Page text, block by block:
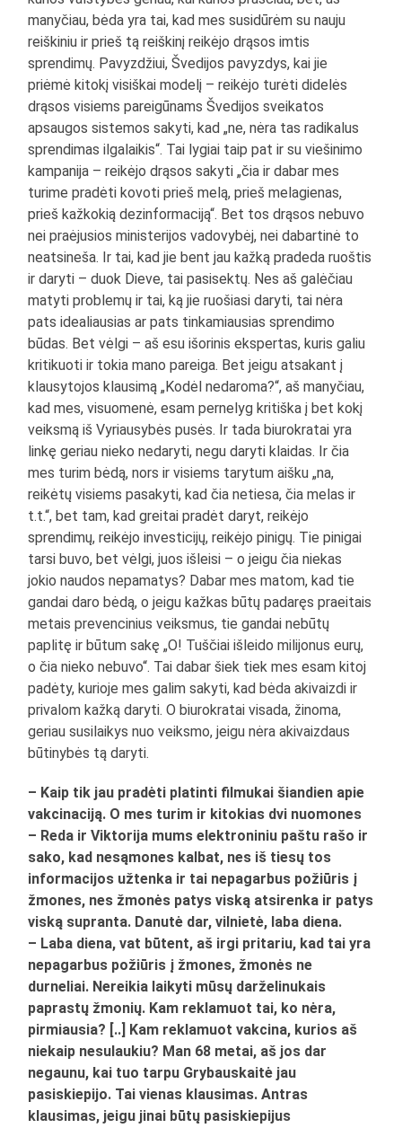
manyčiau, bėda yra tai, kad mes susidūrėm su nauju
reiškiniu ir prieš tą reiškinį reikėjo drąsos imtis
sprendimų. Pavyzdžiui, Švedijos pavyzdys, kai jie
priėmė kitokį visiškai modelį – reikėjo turėti didelės
drąsos visiems pareigūnams Švedijos sveikatos
apsaugos sistemos sakyti, kad „ne, nėra tas radikalus
sprendimas ilgalaikis“. Tai lygiai taip pat ir su viešinimo
kampanija – reikėjo drąsos sakyti „čia ir dabar mes
turime pradėti kovoti prieš melą, prieš melagienas,
prieš kažkokią dezinformaciją“. Bet tos drąsos nebuvo
nei praėjusios ministerijos vadovybėj, nei dabartinė to
neatsineša. Ir tai, kad jie bent jau kažką pradeda ruoštis
ir daryti – duok Dieve, tai pasisektų. Nes aš galėčiau
matyti problemų ir tai, ką jie ruošiasi daryti, tai nėra
pats idealiausias ar pats tinkamiausias sprendimo
būdas. Bet vėlgi – aš esu išorinis ekspertas, kuris galiu
kritikuoti ir tokia mano pareiga. Bet jeigu atsakant į
klausytojos klausimą „Kodėl nedaroma?“, aš manyčiau,
kad mes, visuomenė, esam pernelyg kritiška į bet kokį
veiksmą iš Vyriausybės pusės. Ir tada biurokratai yra
linkę geriau nieko nedaryti, negu daryti klaidas. Ir čia
mes turim bėdą, nors ir visiems tarytum aišku „na,
reikėtų visiems pasakyti, kad čia netiesa, čia melas ir
t.t.“, bet tam, kad greitai pradėt daryt, reikėjo
sprendimų, reikėjo investicijų, reikėjo pinigų. Tie pinigai
tarsi buvo, bet vėlgi, juos išleisi – o jeigu čia niekas
jokio naudos nepamatys? Dabar mes matom, kad tie
gandai daro bėdą, o jeigu kažkas būtų padaręs praeitais
metais prevencinius veiksmus, tie gandai nebūtų
paplitę ir būtum sakę „O! Tuščiai išleido milijonus eurų,
o čia nieko nebuvo“. Tai dabar šiek tiek mes esam kitoj
padėty, kurioje mes galim sakyti, kad bėda akivaizdi ir
privalom kažką daryti. O biurokratai visada, žinoma,
geriau susilaikys nuo veiksmo, jeigu nėra akivaizdaus
būtinybės tą daryti.
– Kaip tik jau pradėti platinti filmukai šiandien apie
vakcinaciją. O mes turim ir kitokias dvi nuomones
– Reda ir Viktorija mums elektroniniu paštu rašo ir
sako, kad nesąmones kalbat, nes iš tiesų tos
informacijos užtenka ir tai nepagarbus požiūris į
žmones, nes žmonės patys viską atsirenka ir patys
viską supranta. Danutė dar, vilnietė, laba diena.
– Laba diena, vat būtent, aš irgi pritariu, kad tai yra
nepagarbus požiūris į žmones, žmonės ne
durneliai. Nereikia laikyti mūsų darželinukais
paprastų žmonių. Kam reklamuot tai, ko nėra,
pirmiausia? [..] Kam reklamuot vakcina, kurios aš
niekaip nesulaukiu? Man 68 metai, aš jos dar
negaunu, kai tuo tarpu Grybauskaitė jau
pasiskiepijo. Tai vienas klausimas. Antras
klausimas, jeigu jinai būtų pasiskiepijus